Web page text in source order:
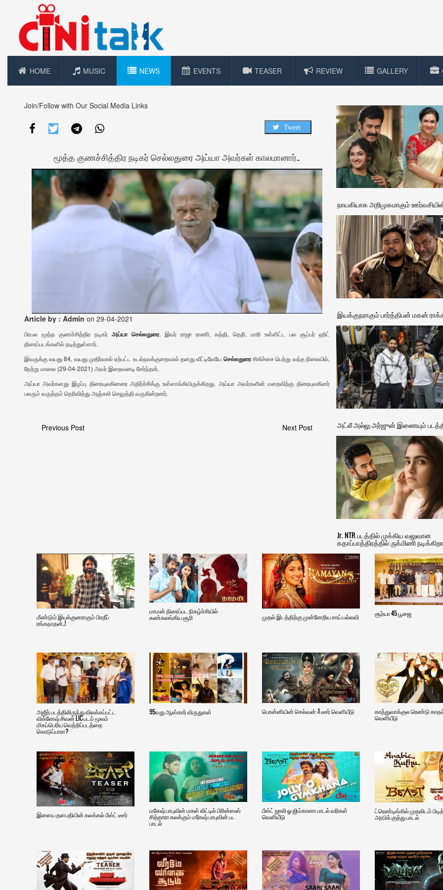
HOME MUSIC NEWS EVENTS TEASER REVIEW GALLERY
Join/Follow with Our Social Media Links
Tweet
மூத்த குணச்சித்திர நடிகர் செல்லதுரை அய்யா அவர்கள் காலமானார்..
Article by : Admin on 29-04-2021
பிரபல மூத்த குணச்சித்திர நடிகர் அய்யா செல்லதுரை. இவர் ராஜா ராணி, கத்தி, தெறி, மாரி உள்ளிட்ட பல சூப்பர் ஹிட்
திரைப்படங்களில் நடித்துள்ளார்.
இவருக்கு வயது 84, வயது முதிர்வால் ஏற்பட்ட உடல்நலக்குறைவால் தனது வீட்டிலேயே செல்லதுரைசிகிச்சை பெற்று வந்த நிலையில்,
நேற்று மாலை (29-04-2021) அவர் இறைவனடி சேர்ந்தார்.
அய்யா அவர்களது இழப்பு திரையுலகினரை அதிர்ச்சிக்கு உள்ளாக்கியிருக்கிறது. அய்யா அவர்களின் மறைவிற்கு திரையுலகினர்
பலரும் வருத்தம் தெரிவித்து அஞ்சலி செலுத்தி வருகின்றனர்.
Previous Post Next Post
நாயகியாக அறிமுகமாகும்
இயக்குநராகும் பார்த்திபன் மகன்
அட்லீ அல்லு அர்ஜுன் இணையும்
Jr. NTR படத்தில் முக்கிய வலுவான
கதாப்பாத்திரத்தில் ருக்மிணி
மீண்டும் இயக்குனராகும் பிரதீப்
ரங்கநாதன்..!
மாமன் திரைப்பட நிகழ்ச்சியில்
கண்கலங்கிய சூரி முதல் இடத்திற்கு முன்னேறிய சாய் பல்லவி சூர்யா 45 பூஜை
அஜீத் படத்திலிருந்து விலக்கப்பட்ட
விக்னேஷ் சிவன் LIC படம் மூலம்
மிகப்பெரிய வெற்றிப்படத்தை
கொடுப்பாரா?
95வது ஆஸ்கார் விருதுகள் பொன்னியின் செல்வன் -1 டீசர் வெளியீடு காத்துவாக்குல ரெண்டு
வெளியீடு
இளைய தளபதியின் கலக்கல் பீஸ்ட் டீசர்
மகேஷ் பாபுவின் மகள் லிட்டில் பிரின்ஸஸ்
சித்தாரா கலக்கும் மகேஷ் பாபுவின் பட
பாடல்
பீஸ்ட் ஜாலி ஓ ஜிம்கானா பாடல் வரிகள்
வெளியீடு
ட்ரெண்டிங்கில் முதலிடம்
அரபிக் குத்து பாடல்